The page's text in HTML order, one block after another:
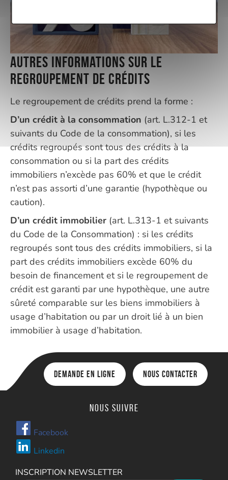
Autres informations sur le
regroupement de crédits
Le regroupement de crédits prend la forme :
D’un crédit à la consommation (art. L.312-1 et
suivants du Code de la consommation), si les
crédits regroupés sont tous des crédits à la
consommation ou si la part des crédits
immobiliers n’excède pas 60% et que le crédit
n’est pas assorti d’une garantie (hypothèque ou
caution).
D’un crédit immobilier (art. L.313-1 et suivants
du Code de la Consommation) : si les crédits
regroupés sont tous des crédits immobiliers, si la
part des crédits immobiliers excède 60% du
besoin de financement et si le regroupement de
crédit est garanti par une hypothèque, une autre
sûreté comparable sur les biens immobiliers à
usage d’habitation ou par un droit lié à un bien
immobilier à usage d’habitation.
Demande en ligne Nous contacter
Nous suivre
Facebook
Linkedin
INSCRIPTION NEWSLETTER